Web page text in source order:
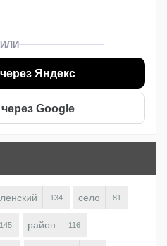
ИЛИ
Яндекс
Google
134 село 81
145 район 116